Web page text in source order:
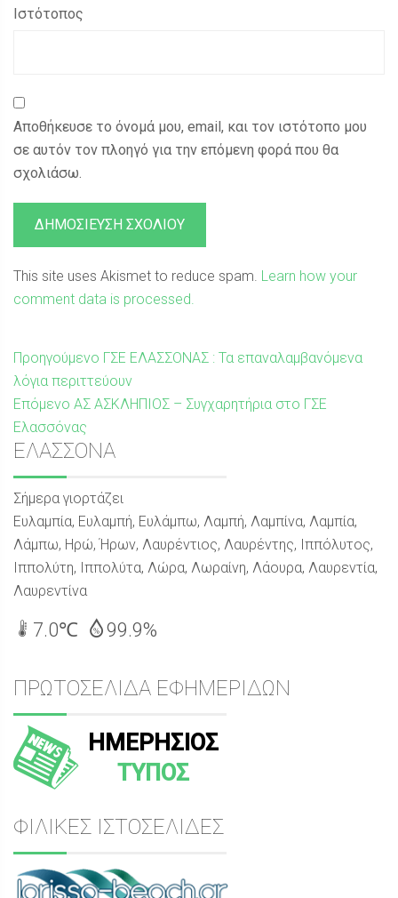
Ιστότοπος
Αποθήκευσε το όνομά μου, email, και τον ιστότοπο μου
σε αυτόν τον πλοηγό για την επόμενη φορά που θα
σχολιάσω.
This site uses Akismet to reduce spam. Learn how your
comment data is processed.
Πλοήγηση
άρθρων
Προηγούμενο Προηγούμενη
δημοσίευση:
ΓΣΕ ΕΛΑΣΣΟΝΑΣ : Τα επαναλαμβανόμενα
λόγια περιττεύουν
Επόμενο Επόμενη
δημοσίευση:
ΑΣ ΑΣΚΛΗΠΙΟΣ – Συγχαρητήρια στο ΓΣE
Ελασσόνας
Sidebar
ΕΛΑΣΣΟΝΑ
Σήμερα γιορτάζει
Ευλαμπία, Ευλαμπή, Ευλάμπω, Λαμπή, Λαμπίνα, Λαμπία,
Λάμπω, Ηρώ, Ήρων, Λαυρέντιος, Λαυρέντης, Ιππόλυτος,
Ιππολύτη, Ιππολύτα, Λώρα, Λωραίνη, Λάουρα, Λαυρεντία,
Λαυρεντίνα
7.0℃ 99.9%
ΠΡΩΤΟΣΕΛΙΔΑ ΕΦΗΜΕΡΙΔΩΝ
ΗΜΕΡΗΣΙΟΣ
ΤΥΠΟΣ
ΦΙΛΙΚΕΣ ΙΣΤΟΣΕΛΙΔΕΣ